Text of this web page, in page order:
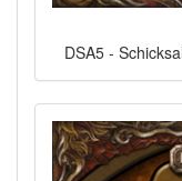
DSA5 -